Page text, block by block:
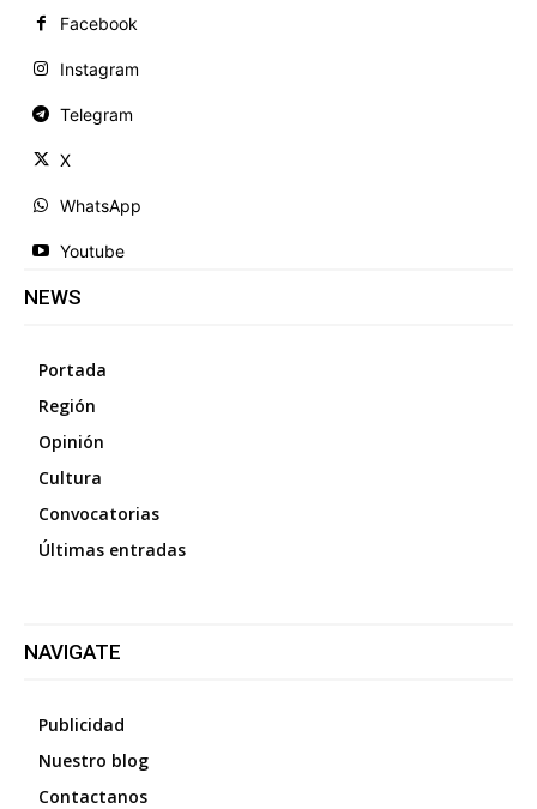
Facebook
Instagram
Telegram
X
WhatsApp
Youtube
NEWS
Portada
Región
Opinión
Cultura
Convocatorias
Últimas entradas
NAVIGATE
Publicidad
Nuestro blog
Contactanos